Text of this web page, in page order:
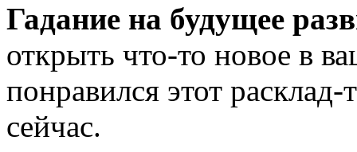
Гадание на будущее
открыть что-то новое в
понравился этот
сейчас.